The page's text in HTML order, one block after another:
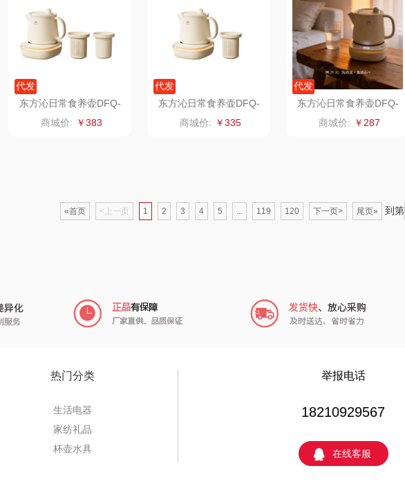
厨邦 乐扣乐扣（小家
电）
厨创妈咪 传应
中华 康巴赫（包销款） 元黍 高原宏
嘉禾月 瑞驰SWICKY 家之礼
（家纺）
金龙鱼 太力 福礼掌柜
德亚
秒秒测 摩米士
代发
东方沁日常食养壶DFQ-
SY02（茶漏+炖盅款）
商城价: ￥383
代发
东方沁日常食养壶DFQ-
SY02（茶漏款）
商城价: ￥335
代发
东方沁日常食养壶DFQ-
SY02（标准款）
商城价: ￥287
«首页 <上一页 1 2 3 4 5 ... 119 120 下一页> 尾页» 到第
热门分类
生活电器
家纺礼品
杯壶水具
举报电话
18210929567
在线客服